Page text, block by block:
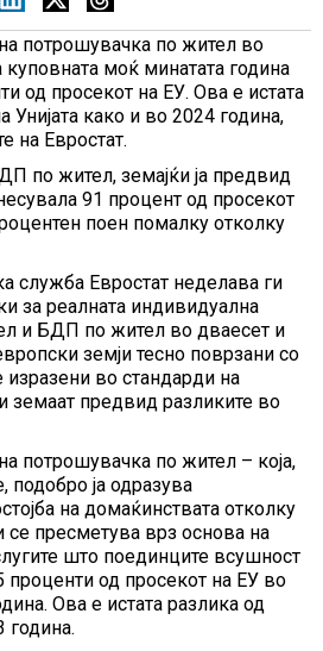
потрошувачка по жител во
моќ минатата година
од просекот на ЕУ. Ова е истата
Унијата како и во 2024 година,
на Евростат.
по жител, земајќи ја предвид
91 процент од просекот
поен помалку отколку
служба Евростат неделава ги
за реалната индивидуална
и БДП по жител во дваесет и
земји тесно поврзани со
изразени во стандарди на
земаат предвид разликите во
потрошувачка по жител – која,
подобро ја одразува
на домаќинствата отколку
пресметува врз основа на
што поединците всушност
проценти од просекот на ЕУ во
Ова е истата разлика од
година.